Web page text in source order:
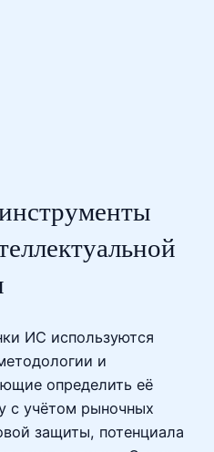
ИС используются
и
определить её
с учётом рыночных
защиты, потенциала